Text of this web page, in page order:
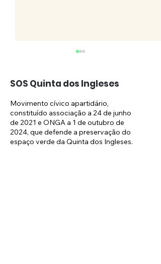
Obras no Hilton
continuam
SOS Quinta dos Ingleses
Movimento cívico apartidário,
constituído associação a 24 de junho
de 2021 e ONGA a 1 de outubro de
2024, que defende a preservação do
espaço verde da Quinta dos Ingleses.